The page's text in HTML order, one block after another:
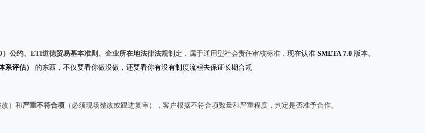
公约、ETI道德贸易基本准则、企业所在地法律法规制定，属于通用型社会责任审核标准， 现在认准 SMETA 7.0 版本。
系评估） 的东西，不仅要看你做没做，还要看你有没有制度流程去保证长期合规
改）和严重不符合项 （必须现场整改或跟进复审），客户根据不符合项数量和严重程度，判定是否准予合作。